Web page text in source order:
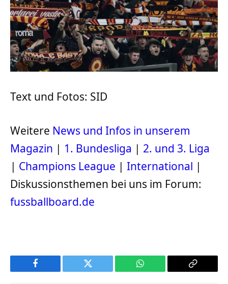
Text und Fotos: SID
Weitere News und Infos in unserem
Magazin | 1. Bundesliga | 2. und 3. Liga
| Champions League | International |
Diskussionsthemen bei uns im Forum:
fussballboard.de
Facebook Twitter WhatsApp
Copy